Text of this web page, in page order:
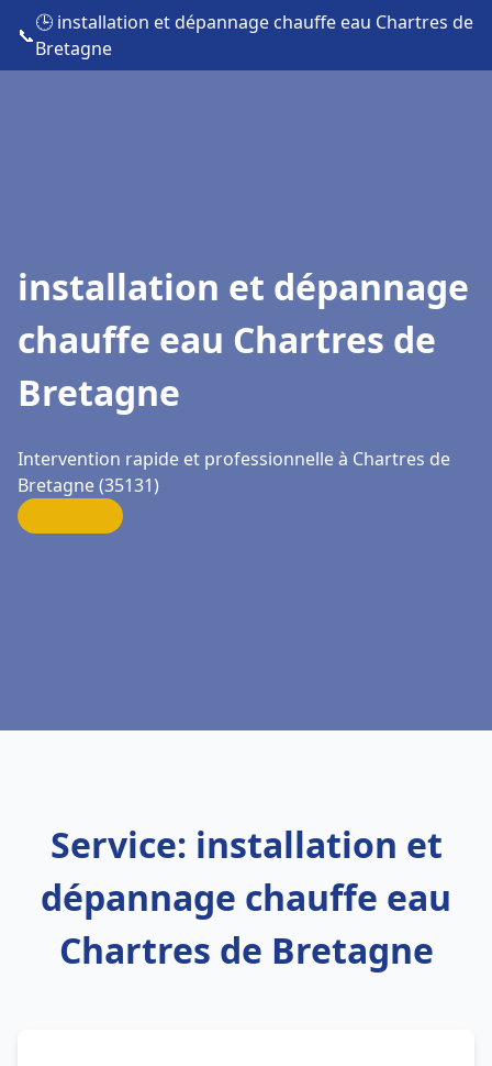
📞
🕒 installation et dépannage chauffe eau Chartres de
Bretagne
installation et dépannage
chauffe eau Chartres de
Bretagne
Intervention rapide et professionnelle à Chartres de
Bretagne (35131)
Service: installation et
dépannage chauffe eau
Chartres de Bretagne